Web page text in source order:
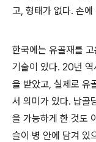
고, 형태가 없다. 손
한국에는 유골재를
기술이 있다. 20년 역
을 받았고, 실제로 유
서 의미가 있다. 납골
을 가능하게 한 것도
슬이 병 안에 담겨 있